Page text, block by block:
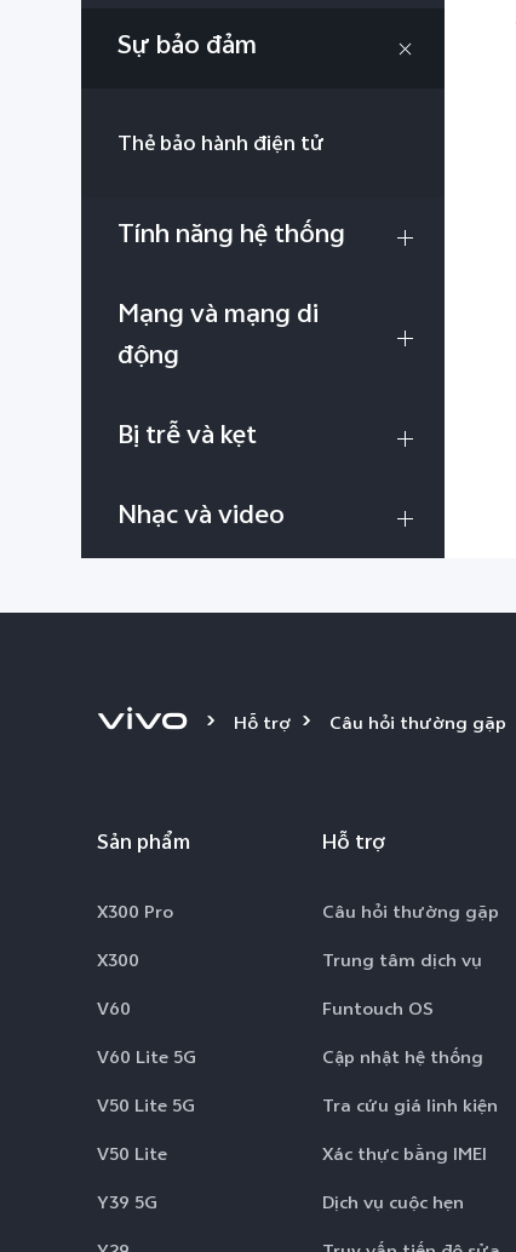
Sự bảo đảm
Thẻ bảo hành điện tử
Tính năng hệ thống
Mạng và mạng di
động
Bị trễ và kẹt
Nhạc và video
Hỗ trợ Câu hỏi thường gặp
Sản phẩm
X300 Pro
X300
V60
V60 Lite 5G
V50 Lite 5G
V50 Lite
Y39 5G
Hỗ trợ
Câu hỏi thường gặp
Trung tâm dịch vụ
Funtouch OS
Cập nhật hệ thống
Tra cứu giá linh kiện
Xác thực bằng IMEI
Dịch vụ cuộc hẹn